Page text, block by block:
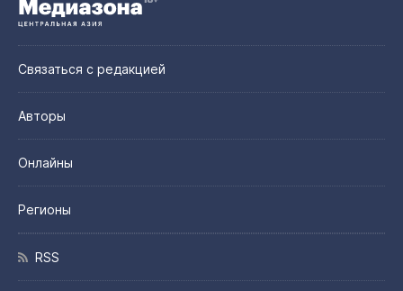
Связаться с редакцией
Авторы
Онлайны
Регионы
RSS